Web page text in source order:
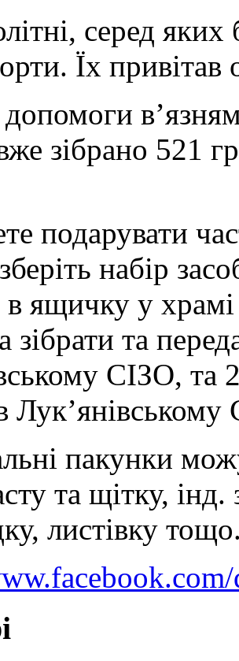
серед
Їх
зібрано 521
подарувати
набір
ящичку у
зібрати та
СІЗО, та
Лук’янівському
пакунки
та щітку, інд.
листівку